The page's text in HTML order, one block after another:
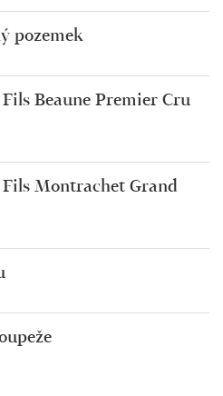
pozemek
Beaune Premier Cru
Fils Montrachet Grand